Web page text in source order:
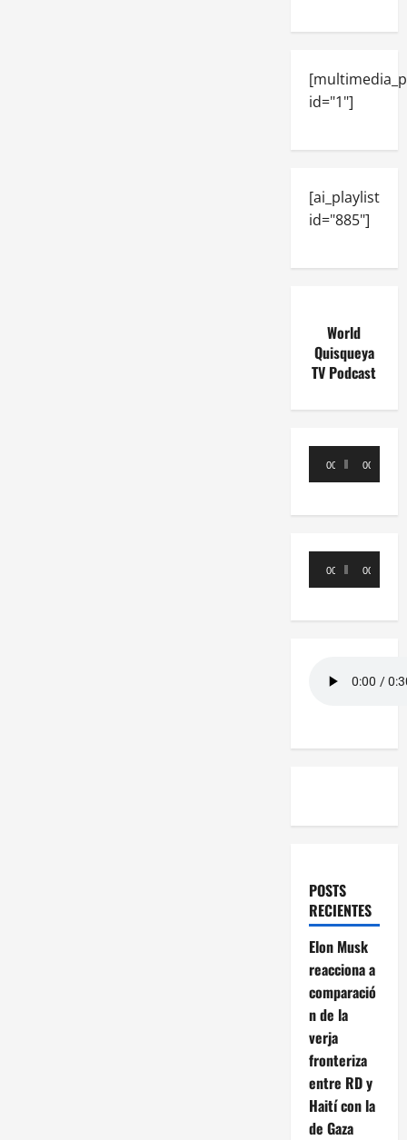
id="1"]
[ai_playlist
id="885"]
World
Quisqueya
TV Podcast
Reproductor
de
00:00 00:00
Reproductor
de
00:00 00:00
POSTS
RECIENTES
Elon Musk
reacciona a
comparació
n de la
verja
fronteriza
entre RD y
Haití con la
de Gaza